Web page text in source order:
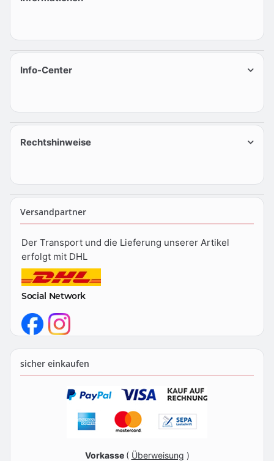
Info-Center
Rechtshinweise
Versandpartner
Der Transport und die Lieferung unserer Artikel
erfolgt mit DHL
Social Network
sicher einkaufen
Vorkasse ( Überweisung )